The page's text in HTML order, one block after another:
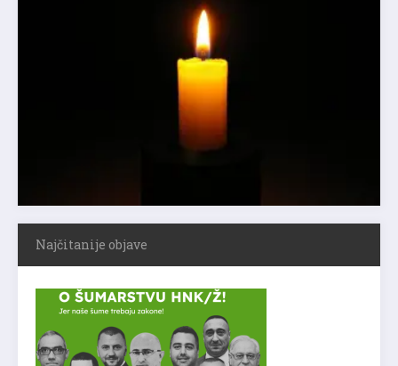
Najčitanije objave